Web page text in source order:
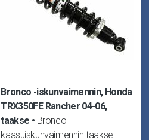
Bronco -iskunvaimennin, Honda
TRX350FE Rancher 04-06,
taakse
Bronco
kaasuiskunvaimennin taakse.